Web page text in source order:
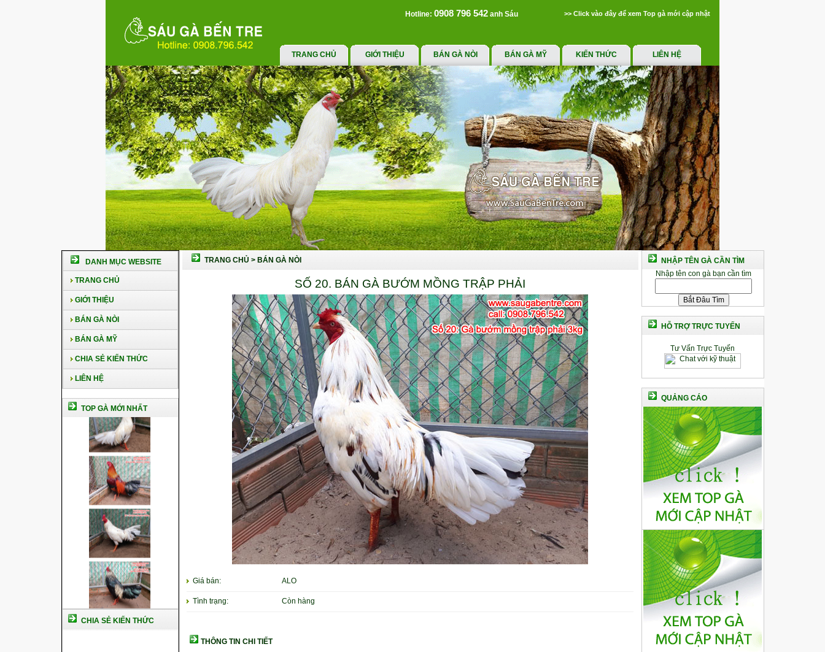
Hotline: 0908 796 542 anh Sáu >> Click vào đây để xem Top gà mới cập nhật
TRANG CHỦ GIỚI THIỆU BÁN GÀ NÒI BÁN GÀ MỸ KIẾN THỨC LIÊN HỆ
DANH MỤC WEBSITE
TRANG CHỦ
GIỚI THIỆU
BÁN GÀ NÒI
BÁN GÀ MỸ
CHIA SẺ KIẾN THỨC
LIÊN HỆ
TOP GÀ MỚI NHẤT
CHIA SẺ KIẾN THỨC
TRANG CHỦ > BÁN GÀ NÒI
SỐ 20. BÁN GÀ BƯỚM MỒNG TRẬP PHẢI
Giá bán: ALO
Tình trạng: Còn hàng
THÔNG TIN CHI TIẾT
NHẬP TÊN GÀ CẦN TÌM
Nhập tên con gà bạn cần tìm
HỖ TRỢ TRỰC TUYẾN
Tư Vấn Trực Tuyến
QUẢNG CÁO